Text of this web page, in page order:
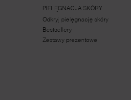
PIELĘGNACJA SKÓRY
Odkryj pielęgnację skóry
Bestsellery
Zestawy prezentowe